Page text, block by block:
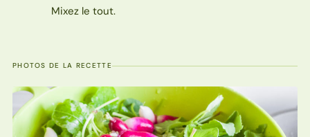
Mixez le tout.
PHOTOS DE LA RECETTE